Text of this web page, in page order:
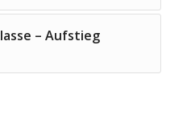
– Aufstieg